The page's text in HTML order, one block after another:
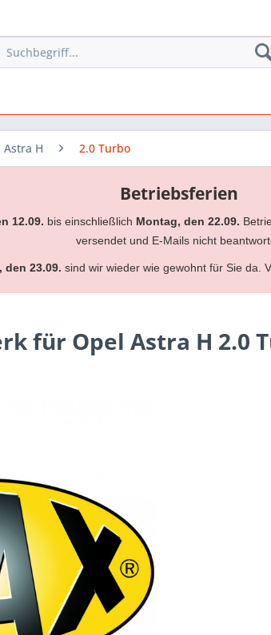
Astra H 2.0 Turbo
Betriebsferien
12.09. bis einschließlich Montag, den 22.09.
versendet und E-Mails nicht
den 23.09. sind wir wieder wie gewohnt für Sie da.
für Opel Astra H 2.0